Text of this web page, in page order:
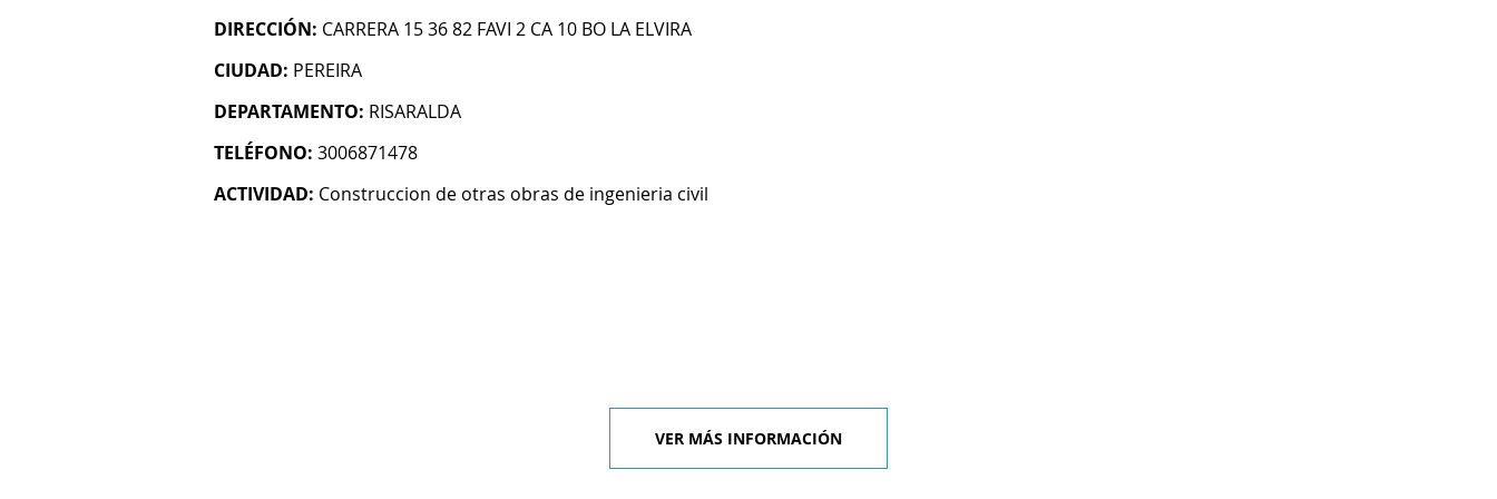
DIRECCIÓN: CARRERA 15 36 82 FAVI 2 CA 10 BO LA ELVIRA
CIUDAD: PEREIRA
DEPARTAMENTO: RISARALDA
TELÉFONO: 3006871478
ACTIVIDAD: Construccion de otras obras de ingenieria civil
VER MÁS INFORMACIÓN